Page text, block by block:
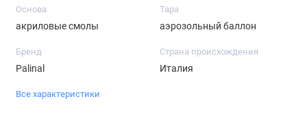
Основа
акриловые смолы
Тара
аэрозольный баллон
Бренд
Palinal
Страна происхождения
Италия
Все характеристики